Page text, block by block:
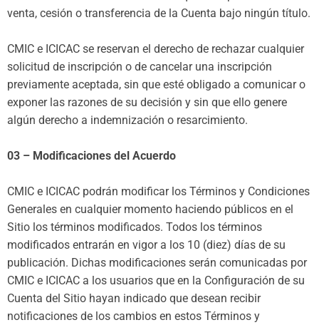
venta, cesión o transferencia de la Cuenta bajo ningún título.
CMIC e ICICAC se reservan el derecho de rechazar cualquier
solicitud de inscripción o de cancelar una inscripción
previamente aceptada, sin que esté obligado a comunicar o
exponer las razones de su decisión y sin que ello genere
algún derecho a indemnización o resarcimiento.
03 – Modificaciones del Acuerdo
CMIC e ICICAC podrán modificar los Términos y Condiciones
Generales en cualquier momento haciendo públicos en el
Sitio los términos modificados. Todos los términos
modificados entrarán en vigor a los 10 (diez) días de su
publicación. Dichas modificaciones serán comunicadas por
CMIC e ICICAC a los usuarios que en la Configuración de su
Cuenta del Sitio hayan indicado que desean recibir
notificaciones de los cambios en estos Términos y